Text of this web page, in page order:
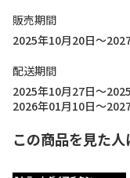
販売期間
2025年10月20日～
配送期間
2025年10月27日～
2026年01月10日～
この商品を見た